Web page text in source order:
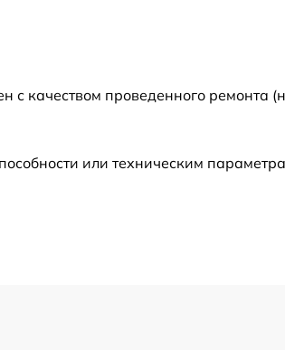
мин
с качеством проведенного
или техническим